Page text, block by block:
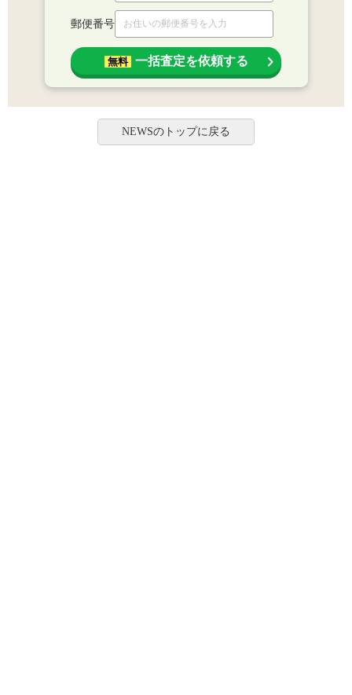
郵便番号
無料 一括査定を依頼する
NEWSのトップに戻る